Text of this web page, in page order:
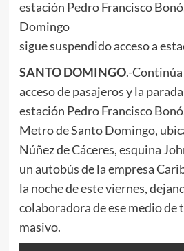
sigue suspendido acceso a
SANTO DOMINGO.-
acceso de pasajeros y la
estación Pedro Francisco
Metro de Santo Domingo,
Núñez de Cáceres, esquina
un autobús de la empresa
la noche de este viernes,
colaboradora de ese medio
masivo.